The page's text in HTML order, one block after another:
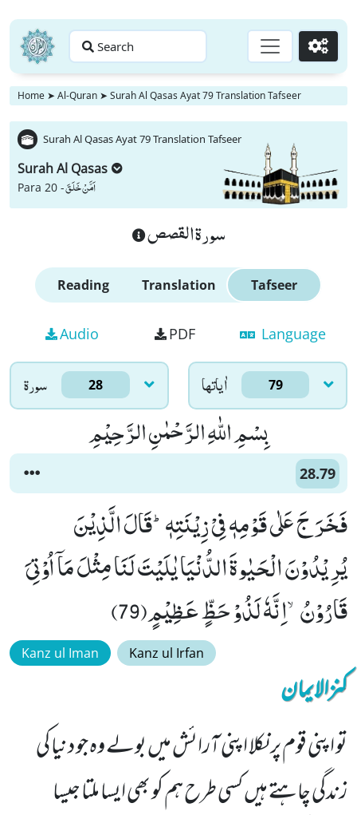
Search Go
Home ➤ Al-Quran ➤ Surah Al Qasas Ayat 79 Translation Tafseer
Surah Al Qasas Ayat 79 Translation Tafseer
Surah Al Qasas
Para 20 -اَمَّنْ خَلَقَ
سورة القصص
Reading Translation Tafseer
Audio PDF Language
سورۃ 28 اٰياتها 79
بِسْمِ اللّٰهِ الرَّحْمٰنِ الرَّحِیْمِ
28.79
فَخَرَ جَ عَلٰى قَوْمِهٖ فِیْ زِیْنَتِهٖؕ-قَالَ الَّذِیْنَ
یُرِیْدُوْنَ الْحَیٰوةَ الدُّنْیَا یٰلَیْتَ لَنَا مِثْلَ مَاۤ اُوْتِیَ
قَارُوْنُۙ-اِنَّهٗ لَذُوْ حَظٍّ عَظِیْمٍ(79)
Kanz ul Iman Kanz ul Irfan
کنزالایمان
تو اپنی قوم پر نکلا اپنی آرائش میں بولے وہ جو دنیا کی
زندگی چاہتے ہیں کسی طرح ہم کو بھی ایسا ملتا جیسا